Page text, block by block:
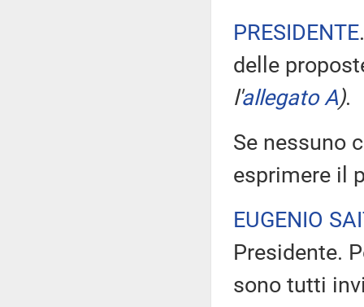
PRESIDENTE
delle
l'allegato A).
Se nessuno
esprimere il
EUGENIO
Presidente.
sono tutti